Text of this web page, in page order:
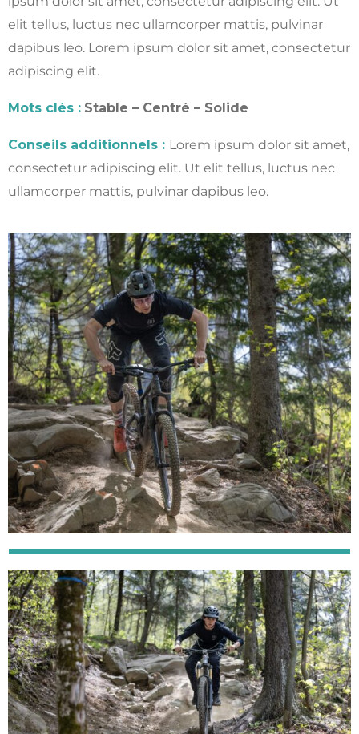
elit tellus, luctus nec ullamcorper mattis, pulvinar
dapibus leo. Lorem ipsum dolor sit amet, consectetur
adipiscing elit.
Mots clés : Stable – Centré – Solide
Conseils additionnels : Lorem ipsum dolor sit amet,
consectetur adipiscing elit. Ut elit tellus, luctus nec
ullamcorper mattis, pulvinar dapibus leo.